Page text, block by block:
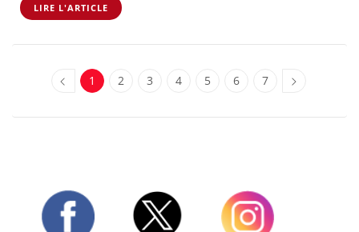
LIRE L'ARTICLE
1 2 3 4 5 6 7